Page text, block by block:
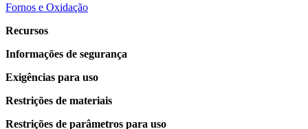
Fornos e Oxidação
Recursos
Informações de segurança
Exigências para uso
Restrições de materiais
Restrições de parâmetros para uso